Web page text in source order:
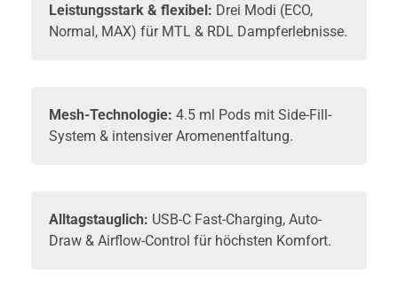
Leistungsstark & flexibel: Drei Modi (ECO,
Normal, MAX) für MTL & RDL Dampferlebnisse.
Mesh-Technologie: 4.5 ml Pods mit Side-Fill-
System & intensiver Aromenentfaltung.
Alltagstauglich: USB-C Fast-Charging, Auto-
Draw & Airflow-Control für höchsten Komfort.